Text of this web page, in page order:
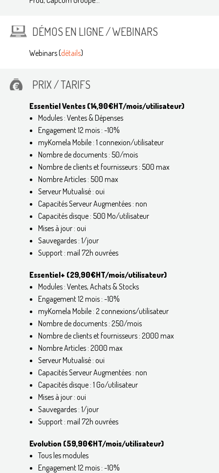
DÉMOS EN LIGNE / WEBINARS
Webinars (détails)
PRIX / TARIFS
Essentiel Ventes (14,90€HT/mois/utilisateur)
Modules : Ventes & Dépenses
Engagement 12 mois : -10%
myKomela Mobile : 1 connexion/utilisateur
Nombre de documents : 50/mois
Nombre de clients et fournisseurs : 500 max
Nombre Articles : 500 max
Serveur Mutualisé : oui
Capacités Serveur Augmentées : non
Capacités disque : 500 Mo/utilisateur
Mises à jour : oui
Sauvegardes : 1/jour
Support : mail 72h ouvrées
Essentiel+ (29,90€HT/mois/utilisateur)
Modules : Ventes, Achats & Stocks
Engagement 12 mois : -10%
myKomela Mobile : 2 connexions/utilisateur
Nombre de documents : 250/mois
Nombre de clients et fournisseurs : 2000 max
Nombre Articles : 2000 max
Serveur Mutualisé : oui
Capacités Serveur Augmentées : non
Capacités disque : 1 Go/utilisateur
Mises à jour : oui
Sauvegardes : 1/jour
Support : mail 72h ouvrées
Evolution (59,90€HT/mois/utilisateur)
Tous les modules
Engagement 12 mois : -10%